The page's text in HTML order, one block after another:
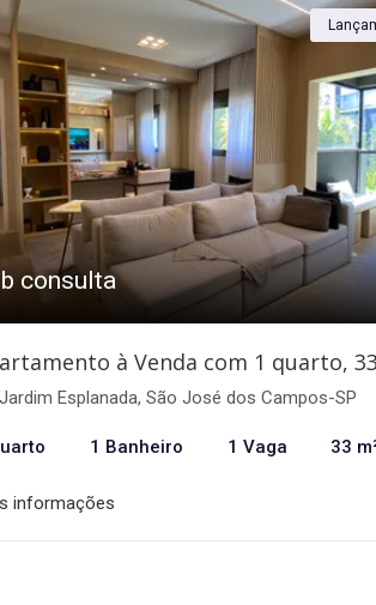
consulta
à Venda com 1 quarto,
Jardim Esplanada, São José dos Campos-SP
1 Banheiro 1 Vaga 33
informações